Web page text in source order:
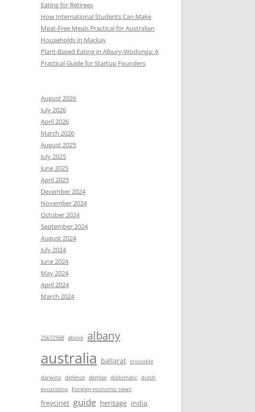
Eating for Retirees
How International Students Can Make
Meat-Free Meals Practical for Australian
Households in Mackay
Plant-Based Eating in Albury-Wodonga: A
Practical Guide for Startup Founders
August 2026
July 2026
April 2026
March 2026
August 2025
July 2025
June 2025
April 2025
December 2024
November 2024
October 2024
September 2024
August 2024
July 2024
June 2024
May 2024
April 2024
March 2024
25672568 above albany
australia ballarat crocodile
darwins defence demise diplomatic dutch
excursions
Foreign economic news
freycinet guide heritage india